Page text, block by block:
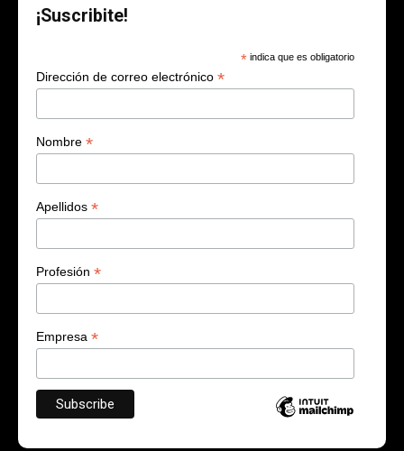
¡Suscribite!
* indica que es obligatorio
Dirección de correo electrónico *
Nombre *
Apellidos *
Profesión *
Empresa *